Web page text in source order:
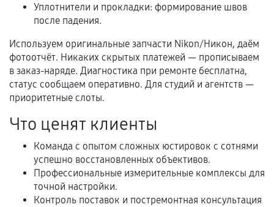
Самостоятельный ремонт или вмешательство
третьих лиц.
Естественный износ деталей, если иное не
предусмотрено отдельно.
Обращение после окончания гарантийного
срока.
отдельных условиях.
Если комплектующие куплены
самостоятельно
Уплотнители и прокладки: формирование швов
после падения.
Используем оригинальные запчасти Nikon/Никон, даём
фотоотчёт. Никаких скрытых платежей — прописываем
в заказ-наряде. Диагностика при ремонте бесплатна,
статус сообщаем оперативно. Для студий и агентств —
приоритетные слоты.
Что ценят клиенты
Команда с опытом сложных юстировок с сотнями
успешно восстановленных объективов.
Профессиональные измерительные комплексы для
точной настройки.
Контроль поставок и постремонтная консультация